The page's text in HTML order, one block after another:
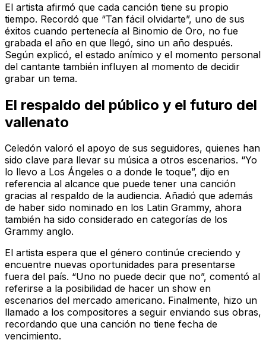
El artista afirmó que cada canción tiene su propio
tiempo. Recordó que “Tan fácil olvidarte”, uno de sus
éxitos cuando pertenecía al Binomio de Oro, no fue
grabada el año en que llegó, sino un año después.
Según explicó, el estado anímico y el momento personal
del cantante también influyen al momento de decidir
grabar un tema.
El respaldo del público y el futuro del
vallenato
Celedón valoró el apoyo de sus seguidores, quienes han
sido clave para llevar su música a otros escenarios. “Yo
lo llevo a Los Ángeles o a donde le toque”, dijo en
referencia al alcance que puede tener una canción
gracias al respaldo de la audiencia. Añadió que además
de haber sido nominado en los Latin Grammy, ahora
también ha sido considerado en categorías de los
Grammy anglo.
El artista espera que el género continúe creciendo y
encuentre nuevas oportunidades para presentarse
fuera del país. “Uno no puede decir que no”, comentó al
referirse a la posibilidad de hacer un show en
escenarios del mercado americano. Finalmente, hizo un
llamado a los compositores a seguir enviando sus obras,
recordando que una canción no tiene fecha de
vencimiento.